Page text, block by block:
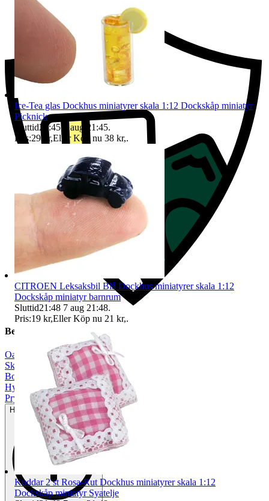
Beskrivning
Oanvänt
Skala 1:12
Bord
Hyllor & skåp|
Prylpaket
Helt ny och aldrig använd
Ice-Tea glas Dockhus miniatyrer skala 1:12 Dockskåp miniatyr
Picknick
Sluttid21:45 7 aug 21:45.
Pris:29 kr,Eller Köp nu 38 kr,.
CITROEN Leksaksbil Blå Dockhus miniatyrer skala 1:12
Dockskåp miniatyr barnrum
Sluttid21:48 7 aug 21:48.
Pris:19 kr,Eller Köp nu 21 kr,.
Kuddar 2 st Rosa-Rut Dockhus miniatyrer skala 1:12
Dockskåp miniatyr Syatelje